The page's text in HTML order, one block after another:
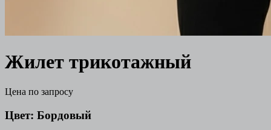
Жилет трикотажный
Цена по запросу
Цвет: Бордовый